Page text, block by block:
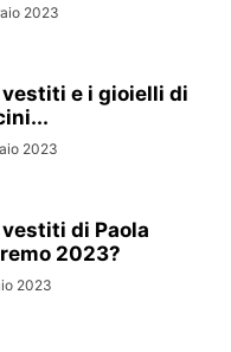
2023
vestiti e i gioielli di
2023
di Paola
2023?
2023